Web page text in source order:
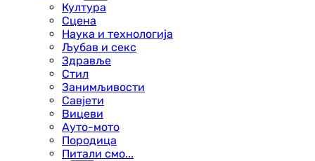
Култура
Сцена
Наука и технологија
Љубав и секс
Здравље
Стил
Занимљивости
Савјети
Вицеви
Ауто-мото
Породица
Питали смо...